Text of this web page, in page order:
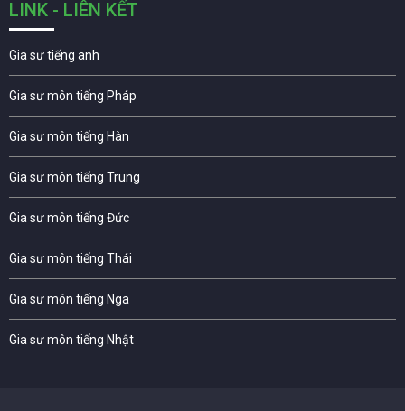
LINK - LIÊN KẾT
Gia sư tiếng anh
Gia sư môn tiếng Pháp
Gia sư môn tiếng Hàn
Gia sư môn tiếng Trung
Gia sư môn tiếng Đức
Gia sư môn tiếng Thái
Gia sư môn tiếng Nga
Gia sư môn tiếng Nhật